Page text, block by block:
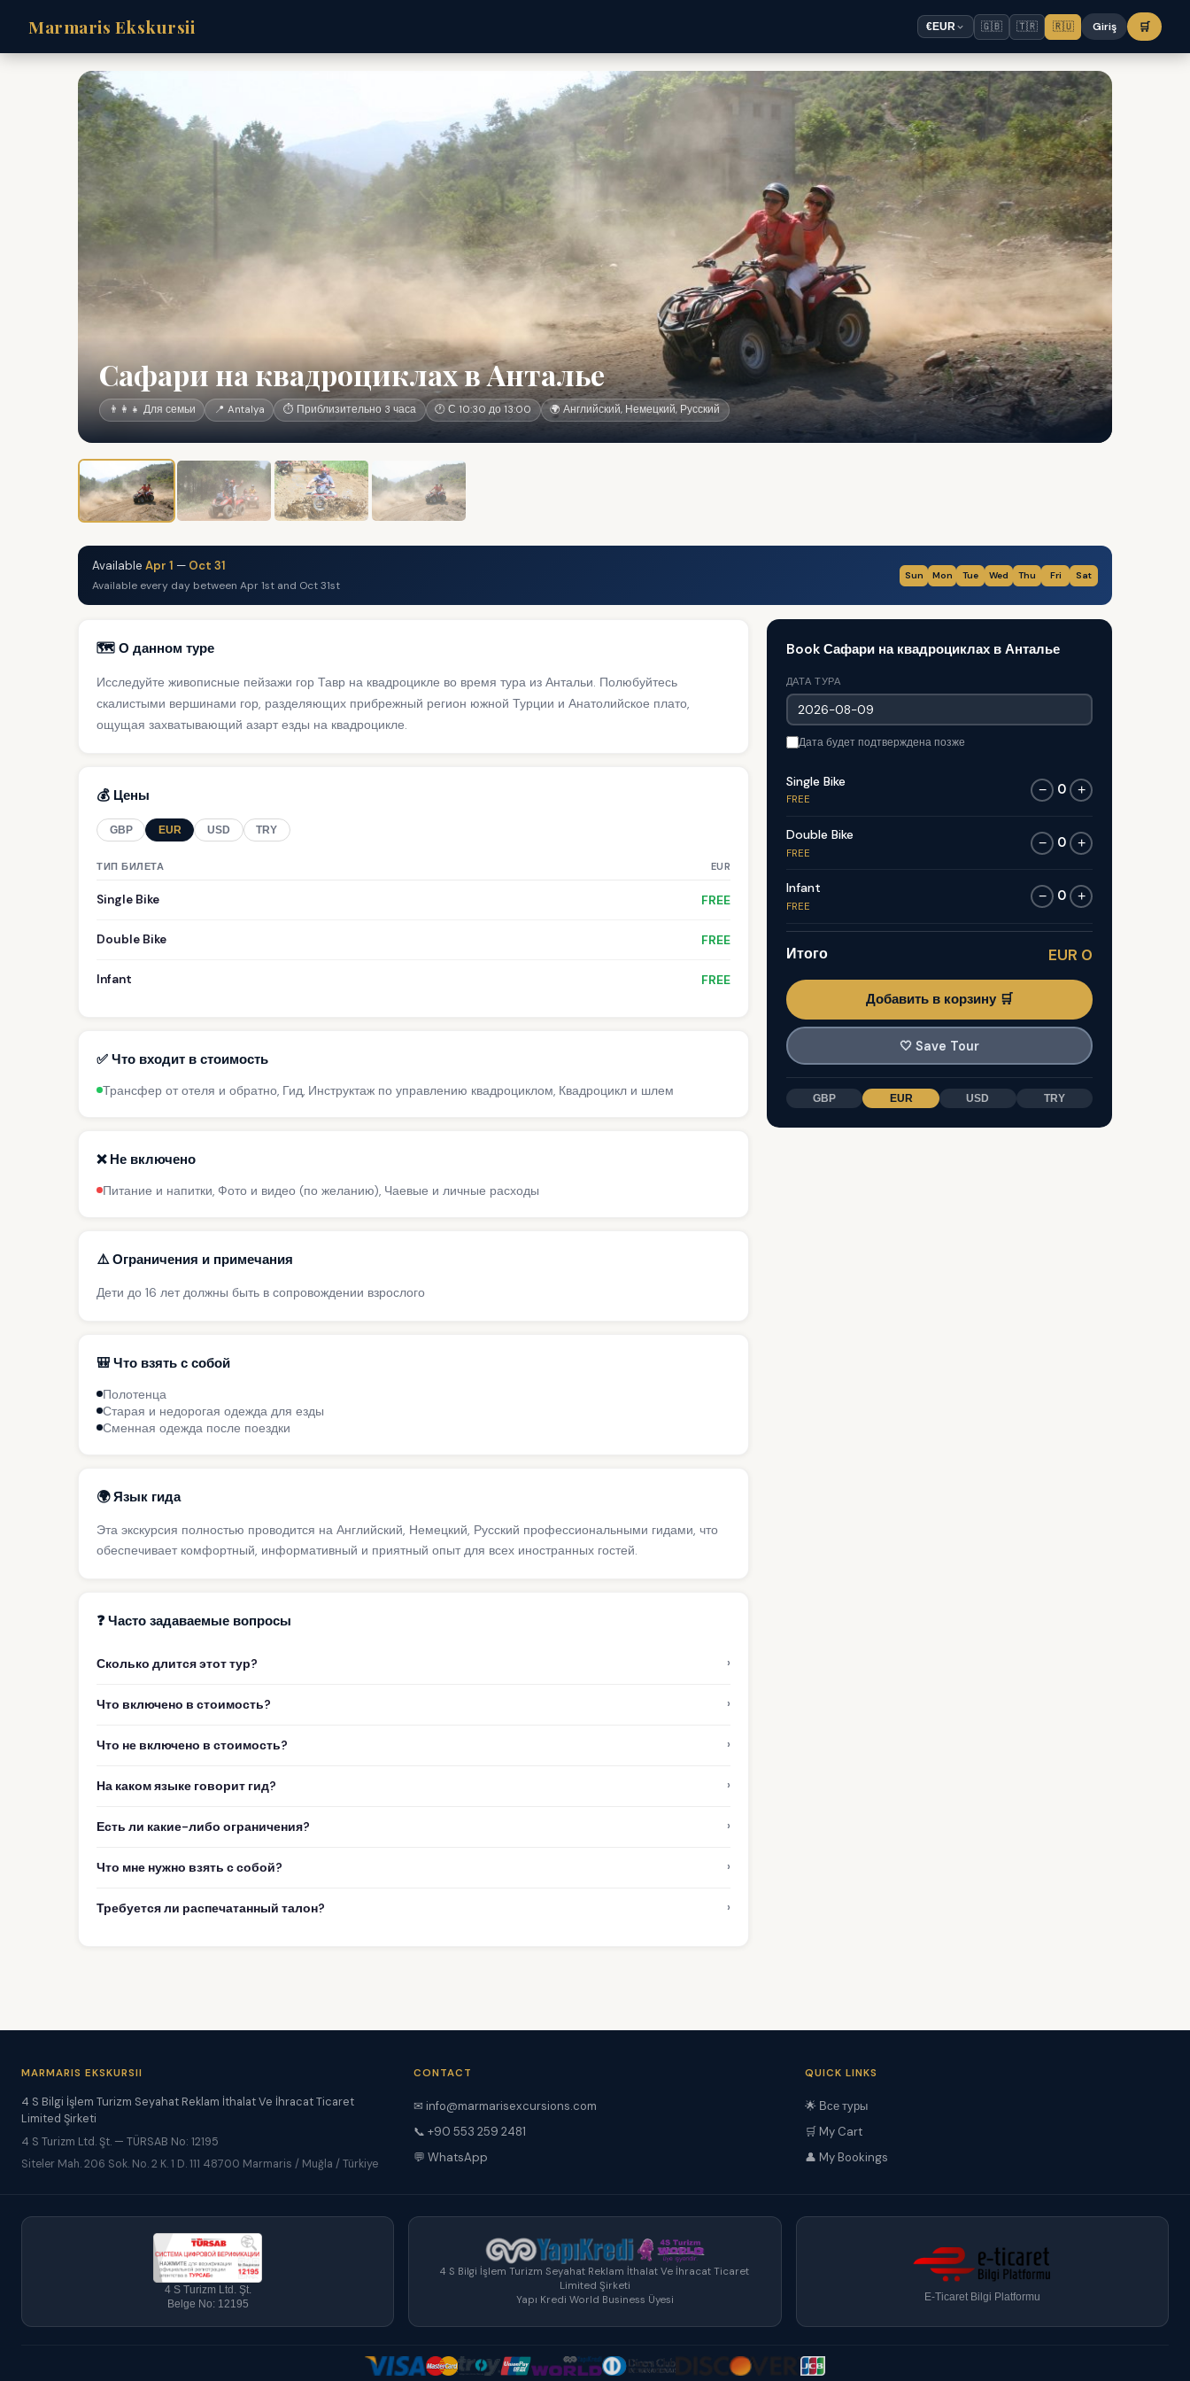
Marmaris Ekskursii €EUR 🇬🇧 🇹🇷 🇷🇺 Giriş 🛒
Сафари на квадроциклах в Анталье
👨‍👩‍👧 Для семьи 📍 Antalya ⏱ Приблизительно 3 часа 🕐 С 10:30 до 13:00 🌍 Английский, Немецкий, Русский
Available Apr 1 — Oct 31
Available every day between Apr 1st and Oct 31st
Sun Mon Tue Wed Thu Fri Sat
🗺️ О данном туре
Исследуйте живописные пейзажи гор Тавр на квадроцикле во время тура из Антальи. Полюбуйтесь
скалистыми вершинами гор, разделяющих прибрежный регион южной Турции и Анатолийское плато,
ощущая захватывающий азарт езды на квадроцикле.
💰 Цены
GBP EUR USD TRY
ТИП БИЛЕТА EUR
Single Bike FREE
Double Bike FREE
Infant FREE
✅ Что входит в стоимость
Трансфер от отеля и обратно, Гид, Инструктаж по управлению квадроциклом, Квадроцикл и шлем
❌ Не включено
Питание и напитки, Фото и видео (по желанию), Чаевые и личные расходы
⚠️ Ограничения и примечания
Дети до 16 лет должны быть в сопровождении взрослого
🎒 Что взять с собой
Полотенца
Старая и недорогая одежда для езды
Сменная одежда после поездки
🌍 Язык гида
Эта экскурсия полностью проводится на Английский, Немецкий, Русский профессиональными гидами, что
обеспечивает комфортный, информативный и приятный опыт для всех иностранных гостей.
❓ Часто задаваемые вопросы
Сколько длится этот тур? ›
Что включено в стоимость? ›
Что не включено в стоимость? ›
На каком языке говорит гид? ›
Есть ли какие-либо ограничения? ›
Что мне нужно взять с собой? ›
Требуется ли распечатанный талон? ›
Book Сафари на квадроциклах в Анталье
ДАТА ТУРА
Дата будет подтверждена позже
Single Bike
FREE
− 0 +
Double Bike
FREE
− 0 +
Infant
FREE
− 0 +
Итого EUR 0
Добавить в корзину 🛒
🤍 Save Tour
GBP EUR USD TRY
MARMARIS EKSKURSII
4 S Bilgi İşlem Turizm Seyahat Reklam İthalat Ve İhracat Ticaret
Limited Şirketi
4 S Turizm Ltd. Şt. — TÜRSAB No: 12195
Siteler Mah. 206 Sok. No. 2 K. 1 D. 111 48700 Marmaris / Muğla / Türkiye
CONTACT
✉ info@marmarisexcursions.com
📞 +90 553 259 2481
💬 WhatsApp
QUICK LINKS
🌟 Все туры
🛒 My Cart
👤 My Bookings
4 S Turizm Ltd. Şt.
Belge No: 12195
4 S Bilgi İşlem Turizm Seyahat Reklam İthalat Ve İhracat Ticaret
Limited Şirketi
Yapı Kredi World Business Üyesi
E-Ticaret Bilgi Platformu